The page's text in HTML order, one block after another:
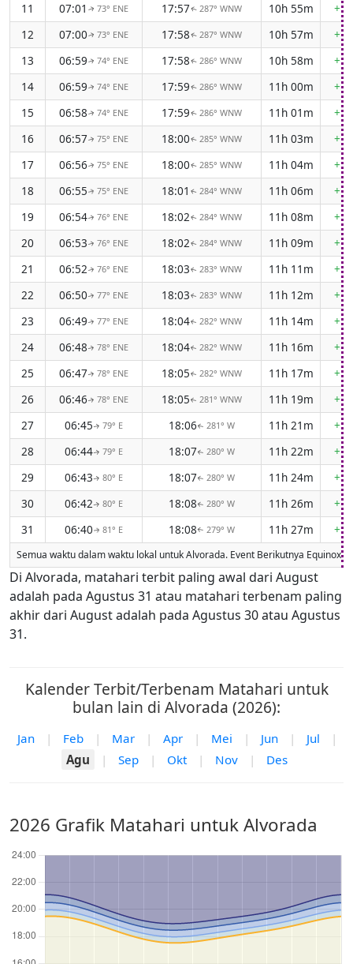
11
07:01 ↑73° ENE 17:57↑ 287° WNW 10h 55m
12
07:00↑73° ENE 17:58↑ 287° WNW 10h 57m
13
06:59↑ 74° ENE 17:58↑ 286° WNW 10h 58m
14
06:59↑ 74° ENE 17:59↑ 286° WNW 11h 00m
15
06:58↑ 74° ENE 17:59↑ 286° WNW 11h 01m
16
06:57↑ 75° ENE 18:00↑ 285° WNW 11h 03m
17
06:56↑ 75° ENE 18:00↑ 285° WNW 11h 04m
18
06:55↑ 75° ENE 18:01 ↑ 284° WNW 11h 06m
19
06:54↑ 76° ENE 18:02↑ 284° WNW 11h 08m
20
06:53↑ 76° ENE 18:02↑ 284° WNW 11h 09m
21
06:52↑ 76° ENE 18:03↑ 283° WNW 11h 11m
22
06:50↑ 77° ENE 18:03↑ 283° WNW 11h 12m
23
06:49↑ 77° ENE 18:04↑ 282° WNW 11h 14m
24
06:48↑ 78° ENE 18:04↑ 282° WNW 11h 16m
25
06:47↑ 78° ENE 18:05↑ 282° WNW 11h 17m
26
06:46↑ 78° ENE 18:05↑ 281° WNW 11h 19m
27
06:45↑ 79° E 18:06↑ 281° W 11h 21m
28
06:44↑ 79° E 18:07↑ 280° W 11h 22m
29
06:43↑ 80° E 18:07↑ 280° W 11h 24m
30
06:42↑ 80° E 18:08↑ 280° W 11h 26m
31
06:40↑ 81° E 18:08↑ 279° W 11h 27m
Semua waktu dalam waktu lokal untuk Alvorada. Event Berikutnya Equinox
Di Alvorada, matahari terbit paling awal dari August
adalah pada Agustus 31 atau matahari terbenam paling
akhir dari August adalah pada Agustus 30 atau Agustus
31.
Kalender Terbit/Terbenam Matahari untuk
bulan lain di Alvorada (2026):
Jan | Feb | Mar | Apr | Mei | Jun | Jul
|
Agu
| Sep | Okt | Nov | Des
2026 Grafik Matahari untuk Alvorada